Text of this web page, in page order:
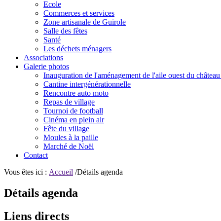
Ecole
Commerces et services
Zone artisanale de Guirole
Salle des fêtes
Santé
Les déchets ménagers
Associations
Galerie photos
Inauguration de l'aménagement de l'aile ouest du
Cantine intergénérationnelle
Rencontre auto moto
Repas de village
Tournoi de football
Cinéma en plein air
Fête du village
Moules à la paille
Marché de Noël
Contact
Vous êtes ici : Accueil /Détails agenda
Détails agenda
Liens directs